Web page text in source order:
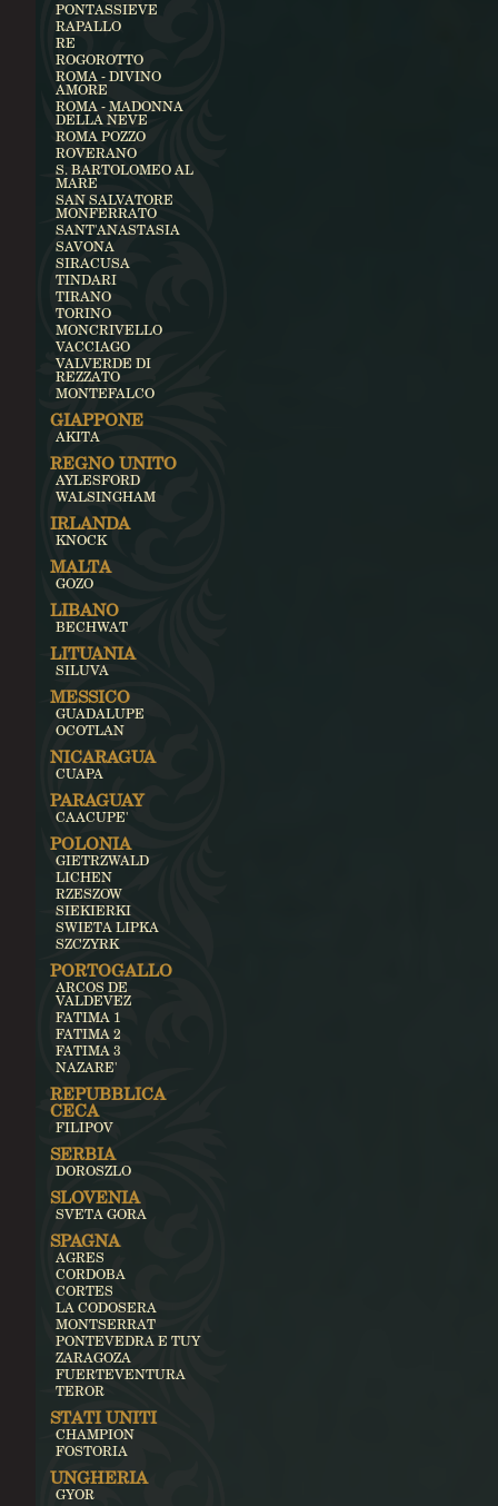
PONTASSIEVE
RAPALLO
RE
ROGOROTTO
ROMA - DIVINO
AMORE
ROMA - MADONNA
DELLA NEVE
ROMA POZZO
ROVERANO
S. BARTOLOMEO AL
MARE
SAN SALVATORE
MONFERRATO
SANT'ANASTASIA
SAVONA
SIRACUSA
TINDARI
TIRANO
TORINO
MONCRIVELLO
VACCIAGO
VALVERDE DI
REZZATO
MONTEFALCO
GIAPPONE
AKITA
REGNO UNITO
AYLESFORD
WALSINGHAM
IRLANDA
KNOCK
MALTA
GOZO
LIBANO
BECHWAT
LITUANIA
SILUVA
MESSICO
GUADALUPE
OCOTLAN
NICARAGUA
CUAPA
PARAGUAY
CAACUPE'
POLONIA
GIETRZWALD
LICHEN
RZESZOW
SIEKIERKI
SWIETA LIPKA
SZCZYRK
PORTOGALLO
ARCOS DE
VALDEVEZ
FATIMA 1
FATIMA 2
FATIMA 3
NAZARE'
REPUBBLICA
CECA
FILIPOV
SERBIA
DOROSZLO
SLOVENIA
SVETA GORA
SPAGNA
AGRES
CORDOBA
CORTES
LA CODOSERA
MONTSERRAT
PONTEVEDRA E TUY
ZARAGOZA
FUERTEVENTURA
TEROR
STATI UNITI
CHAMPION
FOSTORIA
UNGHERIA
GYOR